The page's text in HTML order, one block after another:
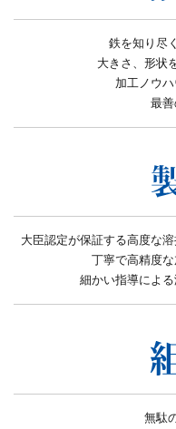
鉄を知り尽
大きさ、形状
加工ノウ
最善
大臣認定が保証する高度な
丁寧で高精度
細かい指導による
無駄